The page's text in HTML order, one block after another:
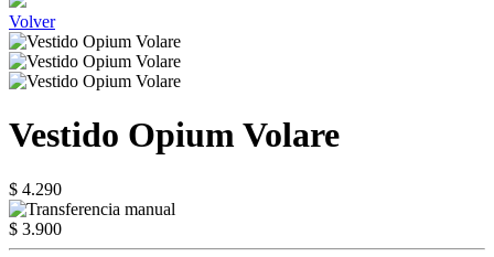
Volver
Vestido Opium Volare
$ 4.290
$ 3.900